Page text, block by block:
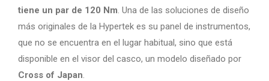
tiene un par de 120 Nm . Una de las soluciones de diseño
más originales de la Hypertek es su panel de instrumentos,
que no se encuentra en el lugar habitual, sino que está
disponible en el visor del casco, un modelo diseñado por
Cross of Japan